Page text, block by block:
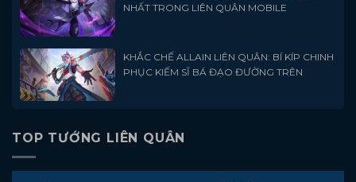
NHẤT TRONG LIÊN QUÂN MOBILE
KHẮC CHẾ ALLAIN LIÊN QUÂN: BÍ KÍP CHINH
PHỤC KIẾM SĨ BÁ ĐẠO ĐƯỜNG TRÊN
TOP TƯỚNG LIÊN QUÂN